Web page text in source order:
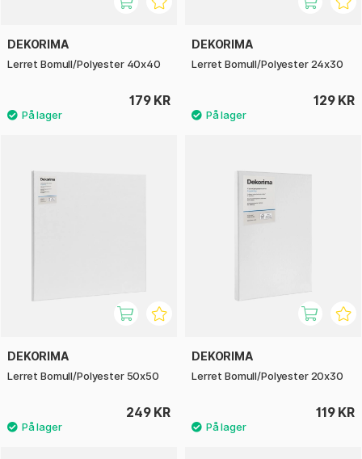
DEKORIMA
Lerret Bomull/Polyester 40x40
179 KR
DEKORIMA
Lerret Bomull/Polyester 24x30
129 KR
DEKORIMA
Lerret Bomull/Polyester 50x50
249 KR
DEKORIMA
Lerret Bomull/Polyester 20x30
119 KR